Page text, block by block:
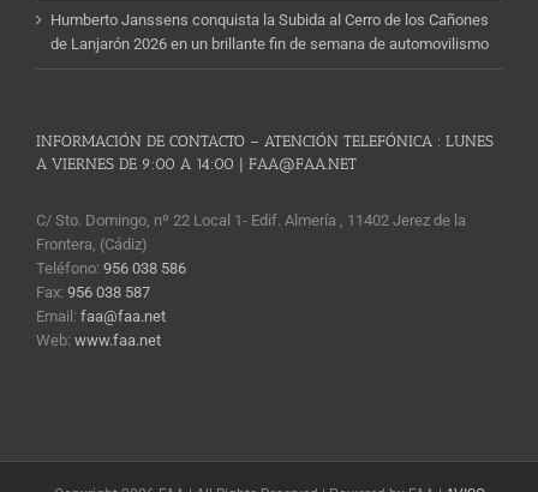
Humberto Janssens conquista la Subida al Cerro de los Cañones
de Lanjarón 2026 en un brillante fin de semana de automovilismo
INFORMACIÓN DE CONTACTO – ATENCIÓN TELEFÓNICA : LUNES
A VIERNES DE 9:00 A 14:00 | FAA@FAA.NET
C/ Sto. Domingo, nº 22 Local 1- Edif. Almería , 11402 Jerez de la
Frontera, (Cádiz)
Teléfono: 956 038 586
Fax: 956 038 587
Email: faa@faa.net
Web: www.faa.net